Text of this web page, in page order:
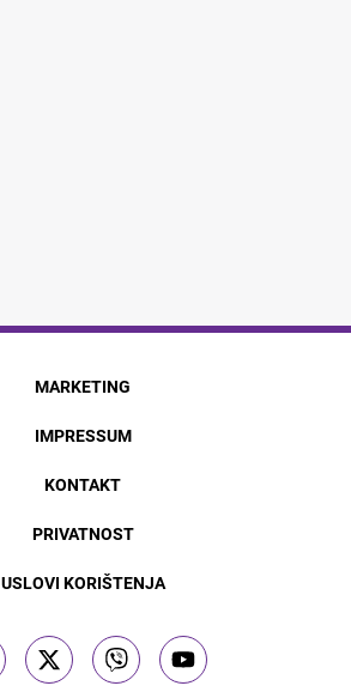
MARKETING
IMPRESSUM
KONTAKT
PRIVATNOST
USLOVI KORIŠTENJA